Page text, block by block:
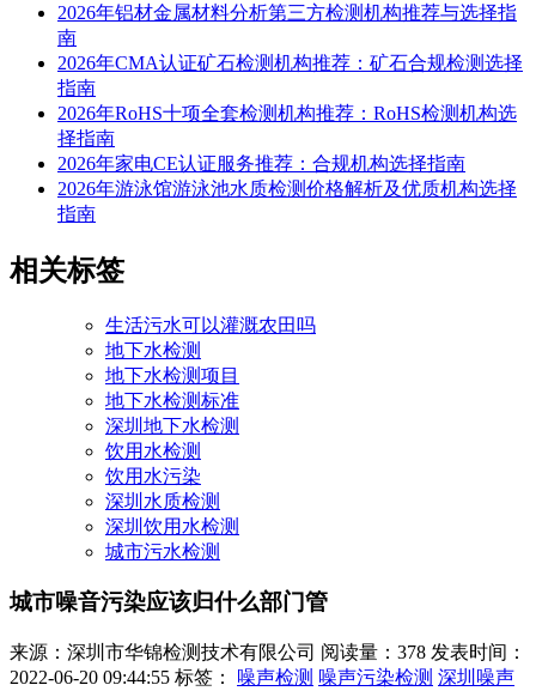
2026年铝材金属材料分析第三方检测机构推荐与选择指
南
2026年CMA认证矿石检测机构推荐：矿石合规检测选择
指南
2026年RoHS十项全套检测机构推荐：RoHS检测机构选
择指南
2026年家电CE认证服务推荐：合规机构选择指南
2026年游泳馆游泳池水质检测价格解析及优质机构选择
指南
相关标签
生活污水可以灌溉农田吗
地下水检测
地下水检测项目
地下水检测标准
深圳地下水检测
饮用水检测
饮用水污染
深圳水质检测
深圳饮用水检测
城市污水检测
城市噪音污染应该归什么部门管
来源：深圳市华锦检测技术有限公司 阅读量：378 发表时间：
2022-06-20 09:44:55 标签： 噪声检测 噪声污染检测 深圳噪声